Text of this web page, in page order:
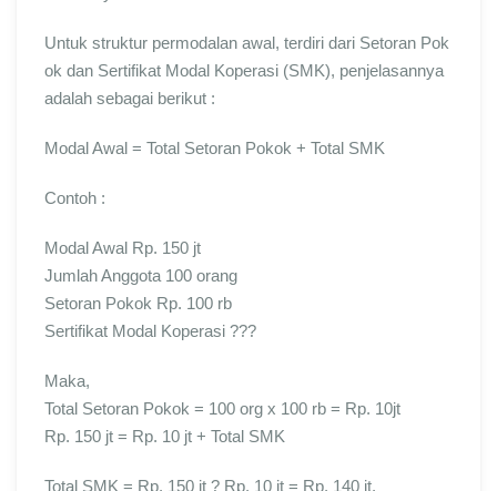
Untuk struktur permodalan awal, terdiri dari Setoran Pok
ok dan Sertifikat Modal Koperasi (SMK), penjelasannya
adalah sebagai berikut :
Modal Awal = Total Setoran Pokok + Total SMK
Contoh :
Modal Awal Rp. 150 jt
Jumlah Anggota 100 orang
Setoran Pokok Rp. 100 rb
Sertifikat Modal Koperasi ???
Maka,
Total Setoran Pokok = 100 org x 100 rb = Rp. 10jt
Rp. 150 jt = Rp. 10 jt + Total SMK
Total SMK = Rp. 150 jt ? Rp. 10 jt = Rp. 140 jt.